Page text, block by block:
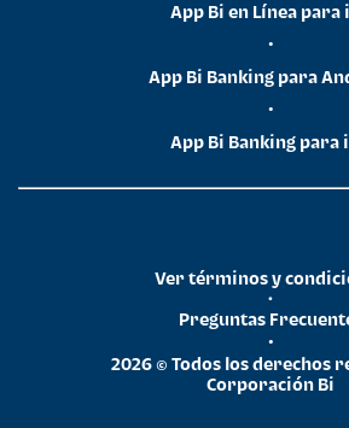
App Bi en Línea para
•
App Bi Banking para
•
App Bi Banking para
2026 © Todos los derechos
Corporación Bi
•
Preguntas
•
Ver términos y